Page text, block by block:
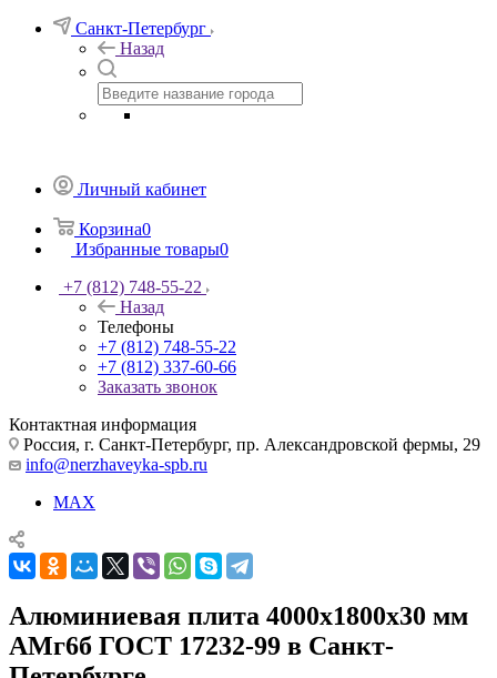
Санкт-Петербург
Назад
Личный кабинет
Корзина0
Избранные товары0
+7 (812) 748-55-22
Назад
Телефоны
+7 (812) 748-55-22
+7 (812) 337-60-66
Заказать звонок
Контактная информация
Россия, г. Санкт-Петербург, пр. Александровской фермы, 29
info@nerzhaveyka-spb.ru
MAX
Алюминиевая плита 4000х1800х30 мм
АМг6б ГОСТ 17232-99 в Санкт-